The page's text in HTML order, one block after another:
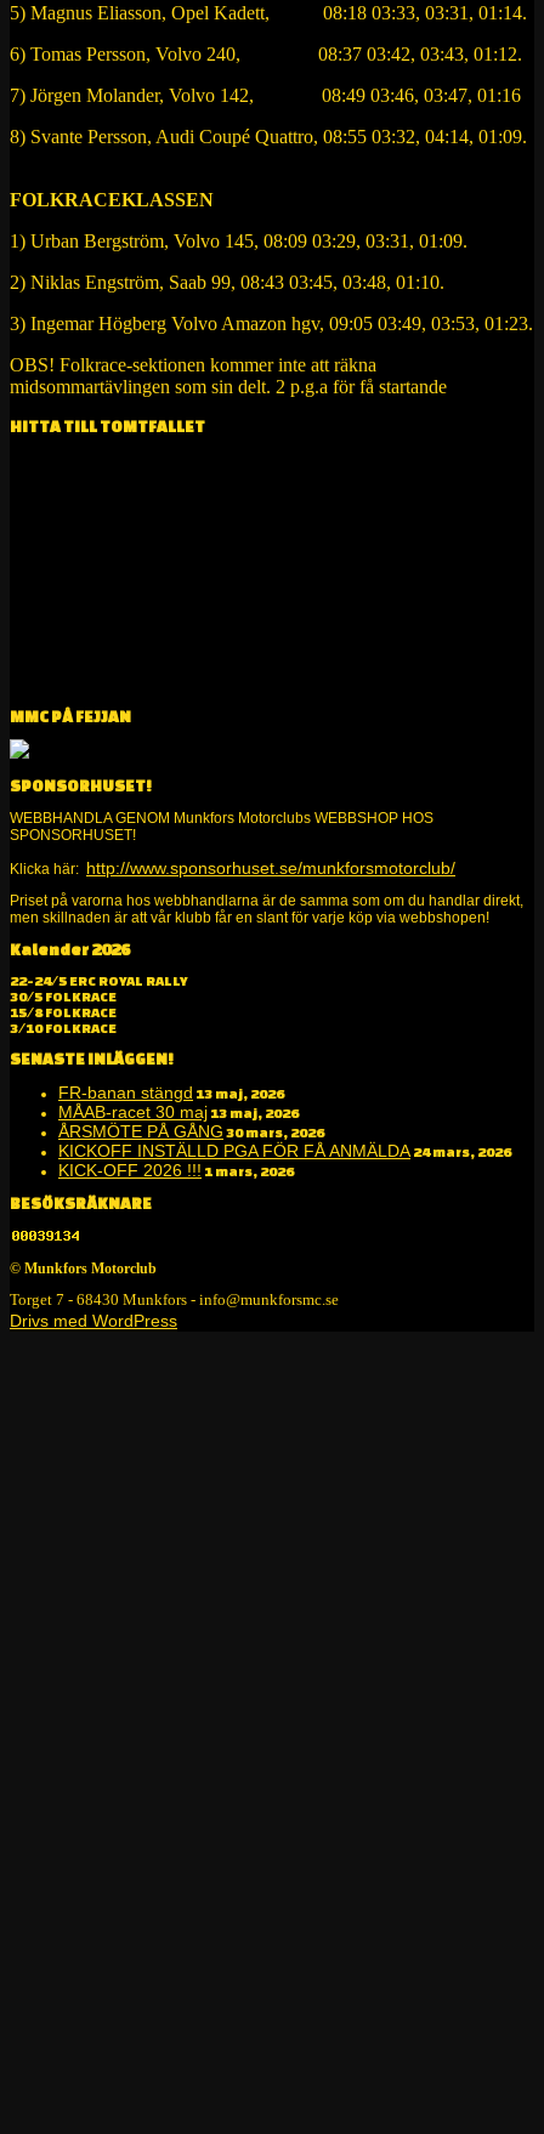
5) Magnus Eliasson, Opel Kadett, 08:18 03:33, 03:31, 01:14.
6) Tomas Persson, Volvo 240, 08:37 03:42, 03:43, 01:12.
7) Jörgen Molander, Volvo 142, 08:49 03:46, 03:47, 01:16
8) Svante Persson, Audi Coupé Quattro, 08:55 03:32, 04:14, 01:09.
FOLKRACEKLASSEN
1) Urban Bergström, Volvo 145, 08:09 03:29, 03:31, 01:09.
2) Niklas Engström, Saab 99, 08:43 03:45, 03:48, 01:10.
3) Ingemar Högberg Volvo Amazon hgv, 09:05 03:49, 03:53, 01:23.
OBS! Folkrace-sektionen kommer inte att räkna
midsommartävlingen som sin delt. 2 p.g.a för få startande
HITTA TILL TOMTFALLET
MMC PÅ FEJJAN
SPONSORHUSET!
WEBBHANDLA GENOM Munkfors Motorclubs WEBBSHOP HOS
SPONSORHUSET!
Klicka här: http://www.sponsorhuset.se/munkforsmotorclub/
Priset på varorna hos webbhandlarna är de samma som om du handlar direkt,
men skillnaden är att vår klubb får en slant för varje köp via webbshopen!
Alltid kul på två och fyra hjul!
Kalender 2026
22-24/5 ERC ROYAL RALLY
30/5 FOLKRACE
15/8 FOLKRACE
3/10 FOLKRACE
SENASTE INLÄGGEN!
FR-banan stängd 13 maj, 2026
MÅAB-racet 30 maj 13 maj, 2026
ÅRSMÖTE PÅ GÅNG 30 mars, 2026
KICKOFF INSTÄLLD PGA FÖR FÅ ANMÄLDA 24 mars, 2026
KICK-OFF 2026 !!! 1 mars, 2026
BESÖKSRÄKNARE
© Munkfors Motorclub
Torget 7 - 68430 Munkfors - info@munkforsmc.se
Drivs med WordPress